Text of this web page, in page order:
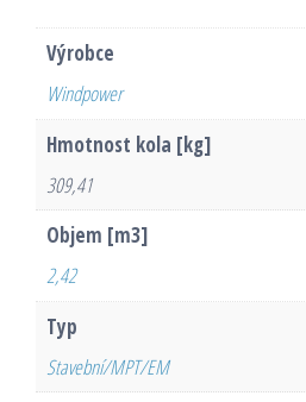
Výrobce
Windpower
Hmotnost kola [kg]
309,41
Objem [m3]
2,42
Typ
Stavební/MPT/EM